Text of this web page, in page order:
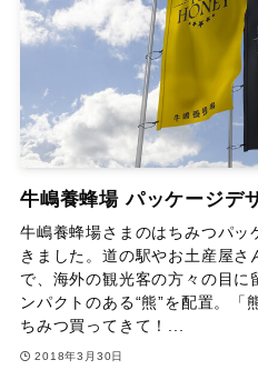
牛嶋養蜂場 パッケージデ
牛嶋養蜂場さまのはちみつパッ
きました。道の駅やお土産屋さ
で、海外の観光客の方々の目に
ンパクトのある“熊”を配置。「
ちみつ買ってきて！...
2018年3月30日